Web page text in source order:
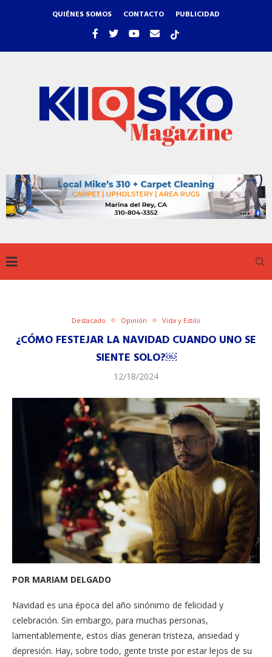
QUIÉNES SOMOS CONTACTO PUBLICIDAD
Destacado Opinión Vida y Estilo
¿CÓMO FESTEJAR LA NAVIDAD CUANDO UNO SE
SIENTE SOLO?￼
12/18/2024
POR MARIAM DELGADO
Navidad es una época del año sinónimo de felicidad y
celebración. Sin embargo, para muchas personas,
lamentablemente, estos días generan tristeza, ansiedad y
depresión. Hay, sobre todo, gente triste por estar lejos de su